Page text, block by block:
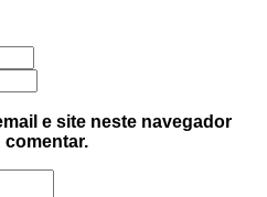
e site neste navegador
comentar.